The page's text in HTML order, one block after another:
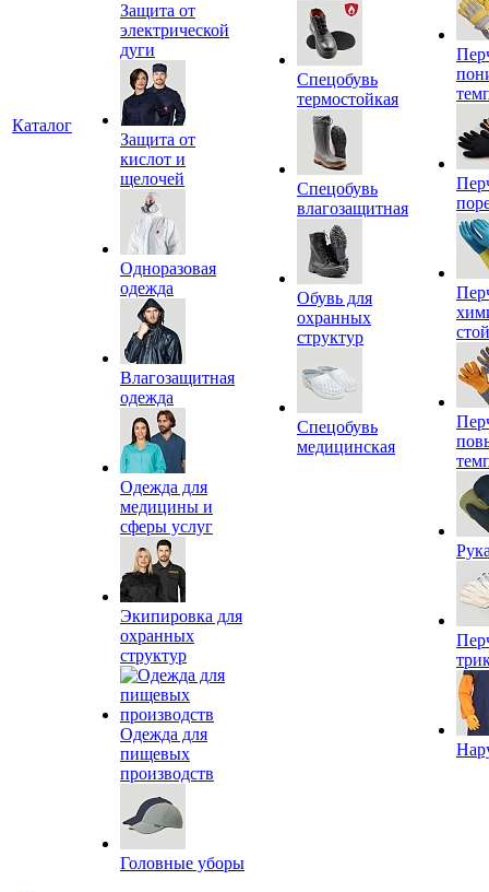
Каталог
Защита от
электрической
дуги
Защита от
кислот и
щелочей
Одноразовая
одежда
Влагозащитная
одежда
Одежда для
медицины и
сферы услуг
Экипировка для
охранных
структур
Одежда для
пищевых
производств
Головные уборы
Спецобувь
термостойкая
Спецобувь
влагозащитная
Обувь для
охранных
структур
Спецобувь
медицинская